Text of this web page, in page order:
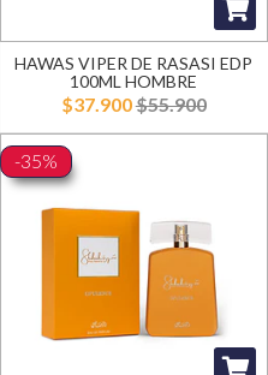
HAWAS VIPER DE RASASI EDP
100ML HOMBRE
$37.900$55.900
-35%